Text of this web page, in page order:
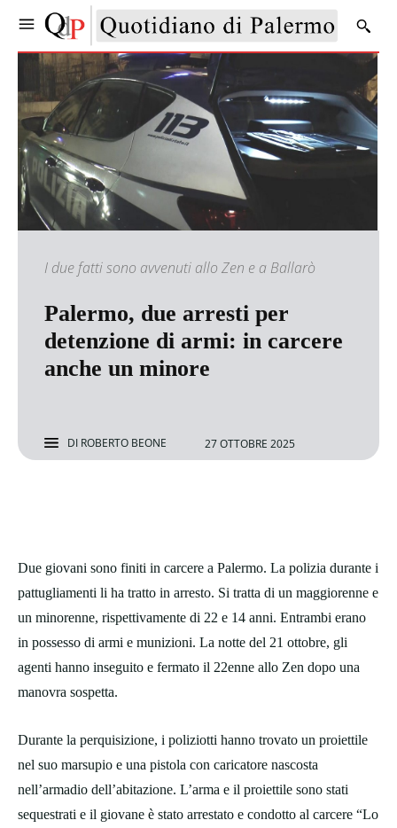
I due fatti sono avvenuti allo Zen e a Ballarò
Palermo, due arresti per
detenzione di armi: in carcere
anche un minore
DI ROBERTO BEONE 27 OTTOBRE 2025
Due giovani sono finiti in carcere a Palermo. La polizia durante i
pattugliamenti li ha tratto in arresto. Si tratta di un maggiorenne e
un minorenne, rispettivamente di 22 e 14 anni. Entrambi erano
in possesso di armi e munizioni. La notte del 21 ottobre, gli
agenti hanno inseguito e fermato il 22enne allo Zen dopo una
manovra sospetta.
Durante la perquisizione, i poliziotti hanno trovato un proiettile
nel suo marsupio e una pistola con caricatore nascosta
nell’armadio dell’abitazione. L’arma e il proiettile sono stati
sequestrati e il giovane è stato arrestato e condotto al carcere “Lo